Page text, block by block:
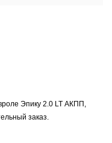
Эпику 2.0 LT АКПП,
заказ.